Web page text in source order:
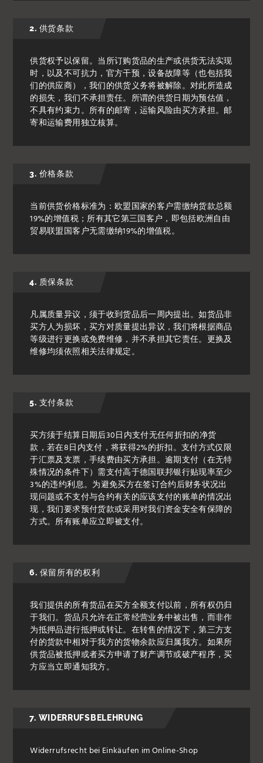
2. 供货条款
供货权予以保留。当所订购货品的生产或供货无法实现
时，以及不可抗力，官方干预，设备故障等（也包括我
们的供应商），我们的供货义务将被解除。对此所造成
的损失，我们不承担责任。所谓的供货日期为预估值，
不具有约束力。所有的邮寄，运输风险由买方承担。邮
寄和运输费用独立核算。
3. 价格条款
当前供货价格标准为：欧盟国家的客户需缴纳货款总额
19%的增值税；所有其它第三国客户，即包括欧洲自由
贸易联盟国客户无需缴纳19%的增值税。
4. 质保条款
凡属质量异议，须于收到货品后一周内提出。如货品非
买方人为损坏，买方对质量提出异议，我们将根据商品
等级进行更换或免费维修，并不承担其它责任。更换及
维修均须依照相关法律规定。
5. 支付条款
买方须于结算日期后30日内支付无任何折扣的净货
款，若在8日内支付，将获得2%的折扣。支付方式仅限
于汇票及支票，手续费由买方承担。逾期支付（在无特
殊情况的条件下）需支付高于德国联邦银行贴现率至少
3%的违约利息。为避免买方在签订合约后财务状况出
现问题或不支付与合约有关的应该支付的账单的情况出
现，我们要求预付货款或采用对我们资金安全有保障的
方式。所有账单应立即被支付。
6. 保留所有的权利
我们提供的所有货品在买方全额支付以前，所有权仍归
于我们。货品只允许在正常经营业务中被出售，而非作
为抵押品进行抵押或转让。在转售的情况下，第三方支
付的货款中相对于我方的货物余款应归属我方。如果所
供货品被抵押或者买方申请了财产调节或破产程序，买
方应当立即通知我方。
7. WIDERRUFSBELEHRUNG
Widerrufsrecht bei Einkäufen im Online-Shop